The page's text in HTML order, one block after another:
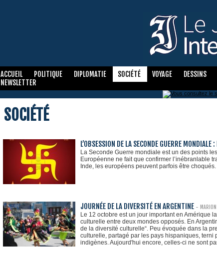
ACCUEIL POLITIQUE DIPLOMATIE SOCIÉTÉ VOYAGE DESSINS
NEWSLETTER
SOCIÉTÉ
L’OBSESSION DE LA SECONDE GUERRE
La Seconde Guerre mondiale est un des points
Européenne ne fait que confirmer l’inébranlable
Inde, les européens peuvent parfois être
JOURNÉE DE LA DIVERSITÉ EN ARGENTINE -
Le 12 octobre est un jour important en Amérique
culturelle entre deux mondes opposés. En
de la diversité culturelle“. Peu évoquée dans la
culturelle, partagé par les pays hispaniques,
indigènes. Aujourd'hui encore, celles-ci ne sont